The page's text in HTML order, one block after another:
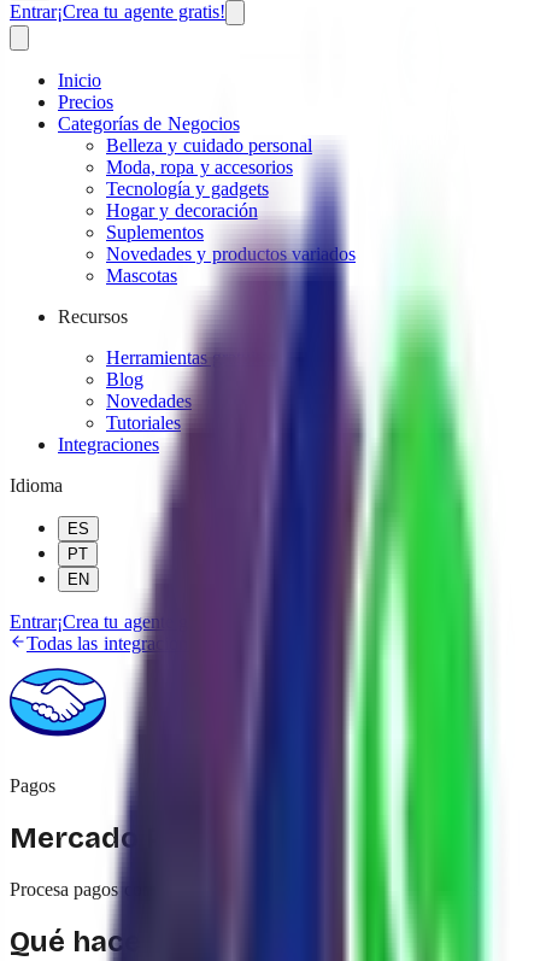
Entrar¡Crea tu agente gratis!
Inicio
Precios
Categorías de Negocios
Belleza y cuidado personal
Moda, ropa y accesorios
Tecnología y gadgets
Hogar y decoración
Suplementos
Novedades y productos variados
Mascotas
Recursos
Herramientas gratuitas
Blog
Novedades
Tutoriales
Integraciones
Idioma
ES
PT
EN
Entrar¡Crea tu agente gratis!
Todas las integraciones
Pagos
Mercado Pago
Procesa pagos con tarjeta de crédito desde tus conversaciones
Qué hace esta integración